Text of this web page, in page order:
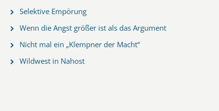
Selektive Empörung
Wenn die Angst größer ist als das Argument
Nicht mal ein „Klempner der Macht“
Wildwest in Nahost